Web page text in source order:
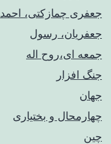
جعفری چمازکتی، احمد
جعفریان، رسول
جمعه ای،روح اله
جنگ افزار
جهان
چهارمحال و بختیاری
چین